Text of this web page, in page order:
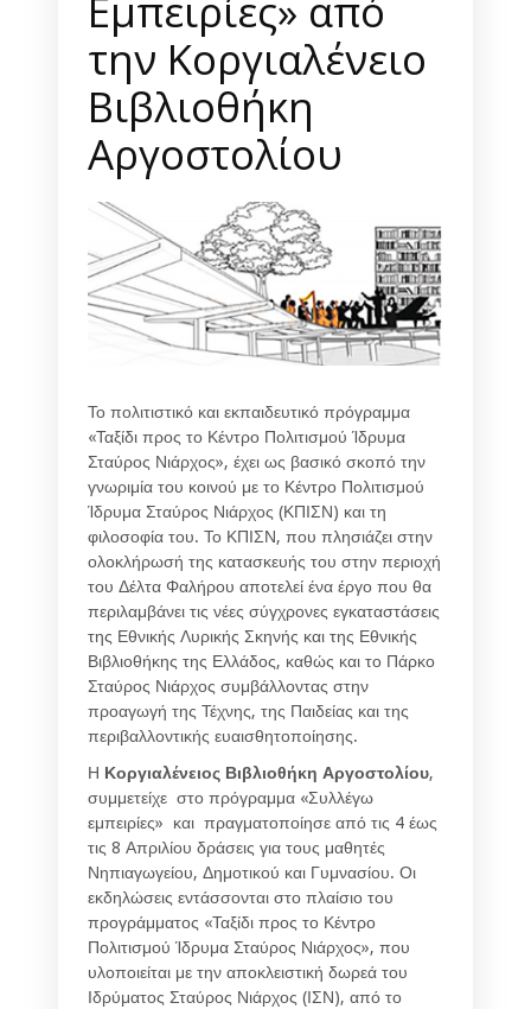
την Κοργιαλένειο
Βιβλιοθήκη
Αργοστολίου
Το πολιτιστικό και εκπαιδευτικό πρόγραμμα
«Ταξίδι προς το Κέντρο Πολιτισμού Ίδρυμα
Σταύρος Νιάρχος», έχει ως βασικό σκοπό την
γνωριμία του κοινού με το Κέντρο Πολιτισμού
Ίδρυμα Σταύρος Νιάρχος (ΚΠΙΣΝ) και τη
φιλοσοφία του. Το ΚΠΙΣΝ, που πλησιάζει στην
ολοκλήρωσή της κατασκευής του στην περιοχή
του Δέλτα Φαλήρου αποτελεί ένα έργο που θα
περιλαμβάνει τις νέες σύγχρονες εγκαταστάσεις
της Εθνικής Λυρικής Σκηνής και της Εθνικής
Βιβλιοθήκης της Ελλάδος, καθώς και το Πάρκο
Σταύρος Νιάρχος συμβάλλοντας στην
προαγωγή της Τέχνης, της Παιδείας και της
περιβαλλοντικής ευαισθητοποίησης.
Η Κοργιαλένειος Βιβλιοθήκη Αργοστολίου,
συμμετείχε στο πρόγραμμα «Συλλέγω
εμπειρίες» και πραγματοποίησε από τις 4 έως
τις 8 Απριλίου δράσεις για τους μαθητές
Νηπιαγωγείου, Δημοτικού και Γυμνασίου. Οι
εκδηλώσεις εντάσσονται στο πλαίσιο του
προγράμματος «Ταξίδι προς το Κέντρο
Πολιτισμού Ίδρυμα Σταύρος Νιάρχος», που
υλοποιείται με την αποκλειστική δωρεά του
Ιδρύματος Σταύρος Νιάρχος (ΙΣΝ), από το